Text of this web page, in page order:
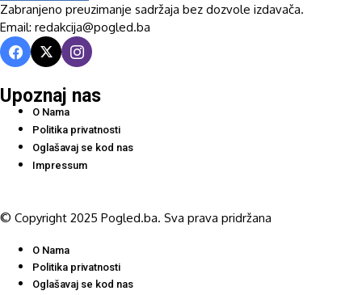
Zabranjeno preuzimanje sadržaja bez dozvole izdavača.
Email: redakcija@pogled.ba
Upoznaj nas
O Nama
Politika privatnosti
Oglašavaj se kod nas
Impressum
© Copyright 2025 Pogled.ba. Sva prava pridržana
O Nama
Politika privatnosti
Oglašavaj se kod nas